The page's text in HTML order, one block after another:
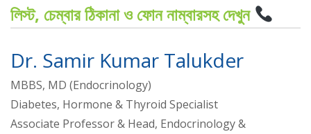
লিস্ট, চেম্বার ঠিকানা ও ফোন নাম্বারসহ দেখুন
Dr. Samir Kumar Talukder
MBBS, MD (Endocrinology)
Diabetes, Hormone & Thyroid Specialist
Associate Professor & Head, Endocrinology &